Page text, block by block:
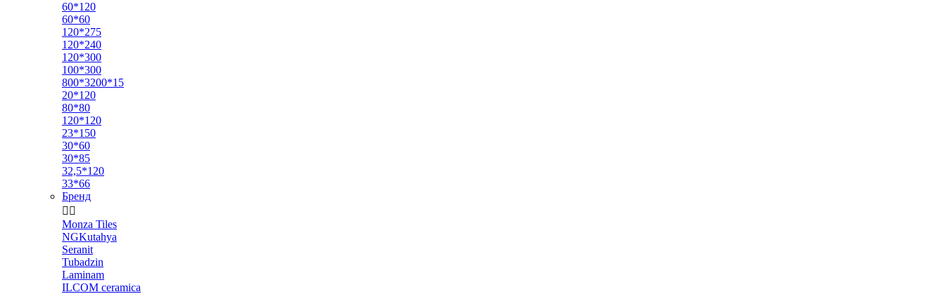
60*120
60*60
120*275
120*240
120*300
100*300
800*3200*15
20*120
80*80
120*120
23*150
30*60
30*85
32,5*120
33*66
Бренд
 
Monza Tiles
NGKutahya
Seranit
Tubadzin
Laminam
ILCOM ceramica